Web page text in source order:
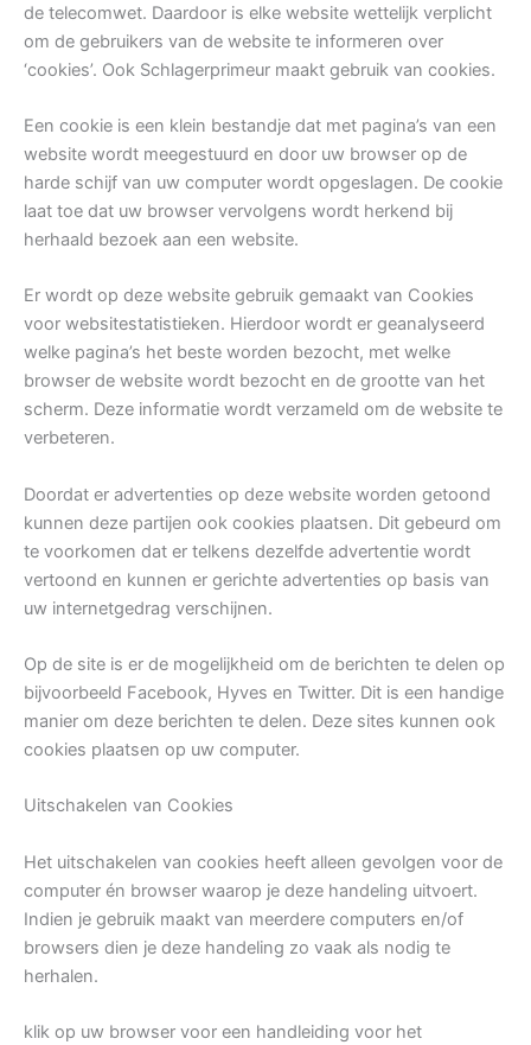
de telecomwet. Daardoor is elke website wettelijk verplicht
om de gebruikers van de website te informeren over
‘cookies’. Ook Schlagerprimeur maakt gebruik van cookies.
Een cookie is een klein bestandje dat met pagina’s van een
website wordt meegestuurd en door uw browser op de
harde schijf van uw computer wordt opgeslagen. De cookie
laat toe dat uw browser vervolgens wordt herkend bij
herhaald bezoek aan een website.
Er wordt op deze website gebruik gemaakt van Cookies
voor websitestatistieken. Hierdoor wordt er geanalyseerd
welke pagina’s het beste worden bezocht, met welke
browser de website wordt bezocht en de grootte van het
scherm. Deze informatie wordt verzameld om de website te
verbeteren.
Doordat er advertenties op deze website worden getoond
kunnen deze partijen ook cookies plaatsen. Dit gebeurd om
te voorkomen dat er telkens dezelfde advertentie wordt
vertoond en kunnen er gerichte advertenties op basis van
uw internetgedrag verschijnen.
Op de site is er de mogelijkheid om de berichten te delen op
bijvoorbeeld Facebook, Hyves en Twitter. Dit is een handige
manier om deze berichten te delen. Deze sites kunnen ook
cookies plaatsen op uw computer.
Uitschakelen van Cookies
Het uitschakelen van cookies heeft alleen gevolgen voor de
computer én browser waarop je deze handeling uitvoert.
Indien je gebruik maakt van meerdere computers en/of
browsers dien je deze handeling zo vaak als nodig te
herhalen.
klik op uw browser voor een handleiding voor het